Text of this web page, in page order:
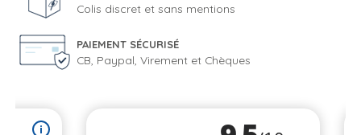
Colis discret et sans mentions
PAIEMENT SÉCURISÉ
CB, Paypal, Virement et Chèques